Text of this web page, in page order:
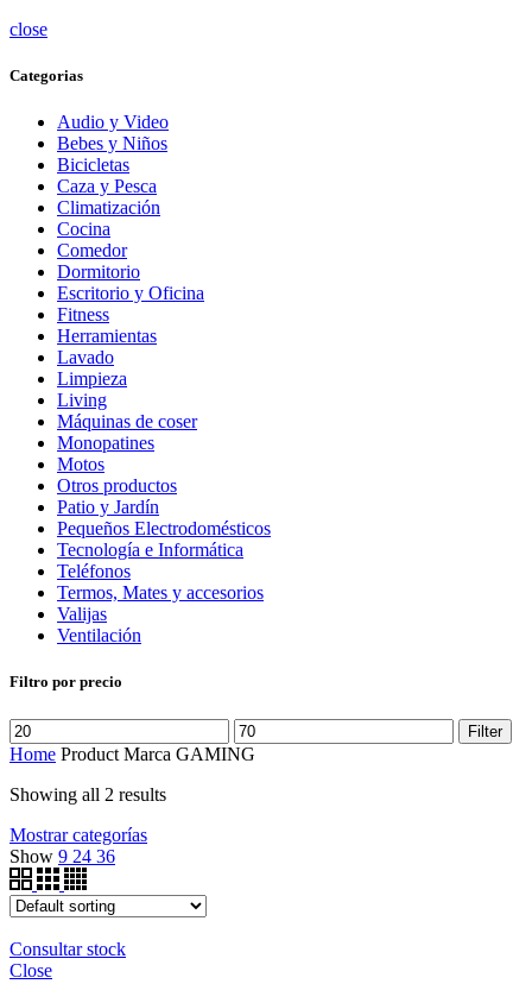
close
Categorias
Audio y Video
Bebes y Niños
Bicicletas
Caza y Pesca
Climatización
Cocina
Comedor
Dormitorio
Escritorio y Oficina
Fitness
Herramientas
Lavado
Limpieza
Living
Máquinas de coser
Monopatines
Motos
Otros productos
Patio y Jardín
Pequeños Electrodomésticos
Tecnología e Informática
Teléfonos
Termos, Mates y accesorios
Valijas
Ventilación
Filtro por precio
Filter
Home Product Marca GAMING
Showing all 2 results
Mostrar categorías
Show 9 24 36
Consultar stock
Close